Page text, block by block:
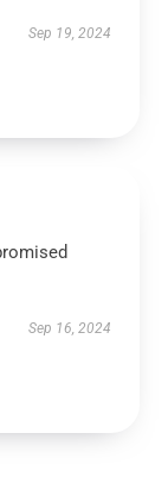
Sep 19, 2024
Sep 16, 2024